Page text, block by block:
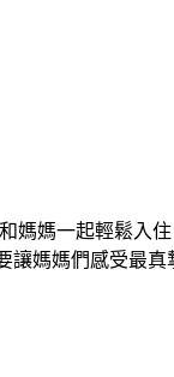
媽媽一起輕鬆入
讓媽媽們感受最真